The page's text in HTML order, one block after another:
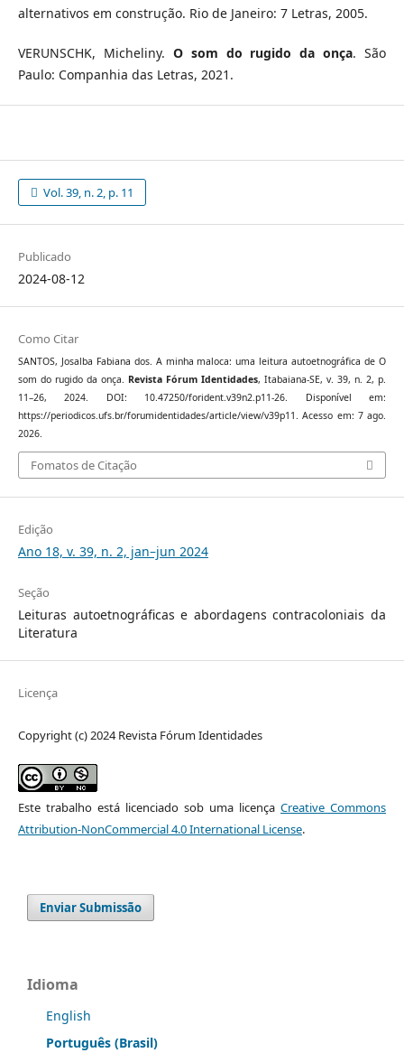
alternativos em construção. Rio de Janeiro: 7 Letras, 2005.
VERUNSCHK, Micheliny. O som do rugido da onça. São
Paulo: Companhia das Letras, 2021.
Vol. 39, n. 2, p. 11
Publicado
2024-08-12
Como Citar
SANTOS, Josalba Fabiana dos. A minha maloca: uma leitura autoetnográfica de O
som do rugido da onça. Revista Fórum Identidades, Itabaiana-SE, v. 39, n. 2, p.
11–26, 2024. DOI: 10.47250/forident.v39n2.p11-26. Disponível em:
https://periodicos.ufs.br/forumidentidades/article/view/v39p11. Acesso em: 7 ago.
2026.
Fomatos de Citação
Edição
Ano 18, v. 39, n. 2, jan–jun 2024
Seção
Leituras autoetnográficas e abordagens contracoloniais da
Literatura
Licença
Copyright (c) 2024 Revista Fórum Identidades
Este trabalho está licenciado sob uma licençaCreative Commons
Attribution-NonCommercial 4.0 International License.
Enviar Submissão
Idioma
English
Português (Brasil)